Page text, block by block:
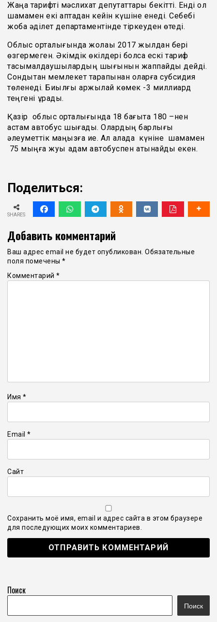
Жаңа тарифті мәслихат депутаттары бекітті. Енді ол
шамамен екі аптадан кейін күшіне енеді. Себебі
жоба әділет департаментінде тіркеуден өтеді.
Облыс орталығында жолақы 2017 жылдан бері
өзгермеген. Әкімдік өкілдері болса ескі тариф
тасымалдаушылардың шығынын жаппайды дейді.
Сондықтан мемлекет тарапынан оларға субсидия
төленеді. Биылғы қаржылай көмек -3 миллиард
теңгені құрады.
Қазір облыс орталығында 18 бағытқа 180 –нен
астам автобус шығады. Олардың барлығы
әлеуметтік маңызға ие. Ал қалада күніне шамамен
75 мыңға жуық адам автобуспен қатынайды екен.
Поделиться:
SHARES
Добавить комментарий
Ваш адрес email не будет опубликован. Обязательные
поля помечены *
Комментарий *
Имя *
Email *
Сайт
Сохранить моё имя, email и адрес сайта в этом браузере
для последующих моих комментариев.
Поиск
Поиск